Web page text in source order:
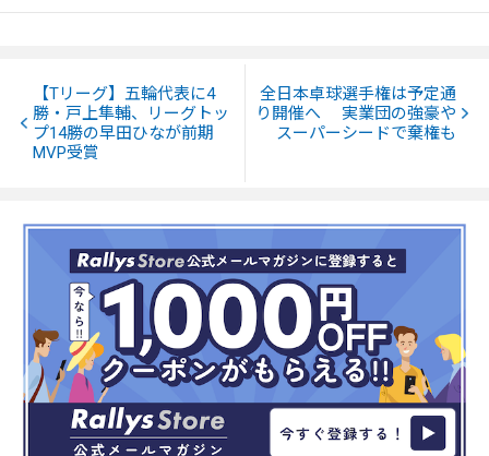
【Tリーグ】五輪代表に4
勝・戸上隼輔、リーグトッ
プ14勝の早田ひなが前期
MVP受賞
全日本卓球選手権は予定通
り開催へ 実業団の強豪や
スーパーシードで棄権も